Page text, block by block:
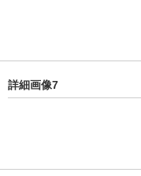
詳細画像7